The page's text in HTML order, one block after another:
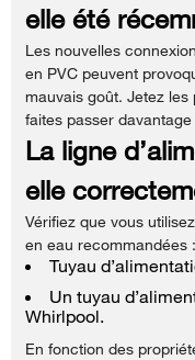
elle été
Les nouvelles
en PVC peuvent
mauvais goût. Jetez
faites passer
La ligne
elle
Vérifiez que vous
en eau recommandées :
Tuyau
Un tuyau
Whirlpool.
En fonction des